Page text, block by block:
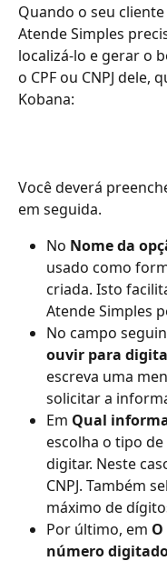
Quando o seu
Atende Simples
localizá-lo e gerar o
o CPF ou CNPJ dele,
Kobana:
Você deverá
em seguida.
No Nome da
usado como
criada. Isto
Atende Simples
No campo
ouvir para
escreva uma
solicitar a
Em Qual
escolha o tipo
digitar. Neste
CNPJ. Também
máximo de
Por último, em
número